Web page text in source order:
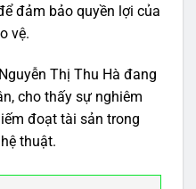
đảm bảo quyền lợi của
vệ.
Thị Thu Hà đang
cho thấy sự nghiêm
đoạt tài sản trong
thuật.